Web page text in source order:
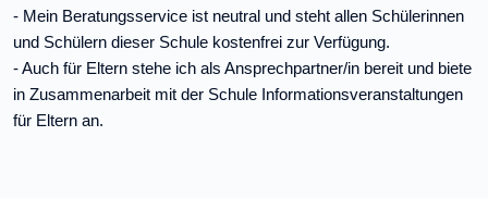
- Mein Beratungsservice ist neutral und steht allen Schülerinnen
und Schülern dieser Schule kostenfrei zur Verfügung.
- Auch für Eltern stehe ich als Ansprechpartner/in bereit und biete
in Zusammenarbeit mit der Schule Informationsveranstaltungen
für Eltern an.